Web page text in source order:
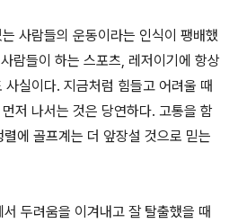
사람들의 운동이라는 인식이 팽배했
람들이 하는 스포츠, 레저이기에 항상
실이다. 지금처럼 힘들고 어려울 때
저 나서는 것은 당연하다. 고통을 함
에 골프계는 더 앞장설 것으로 믿는
두려움을 이겨내고 잘 탈출했을 때